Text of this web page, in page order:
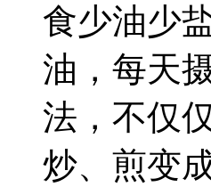
食少油少
油，每天
法，不仅
炒、煎变